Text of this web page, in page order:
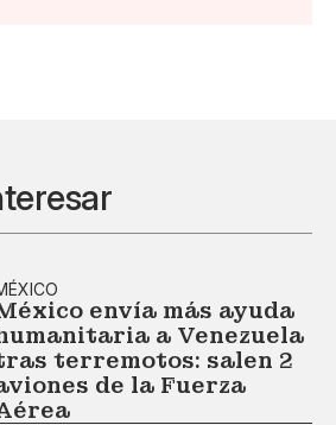
envía más ayuda
a Venezuela
terremotos: salen 2
de la Fuerza